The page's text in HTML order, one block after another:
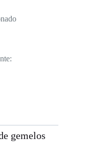
gemelos